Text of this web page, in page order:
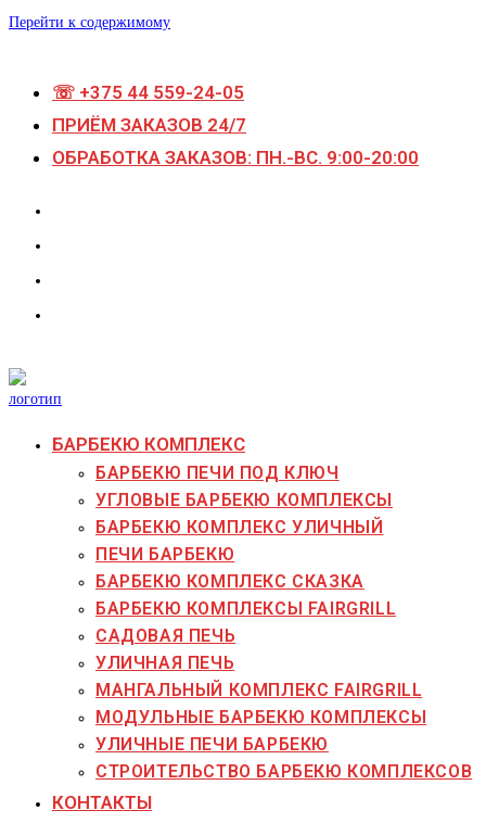
Перейти к содержимому
☏ +375 44 559-24-05
ПРИЁМ ЗАКАЗОВ 24/7
ОБРАБОТКА ЗАКАЗОВ: ПН.-ВС. 9:00-20:00
БАРБЕКЮ КОМПЛЕКС
БАРБЕКЮ ПЕЧИ ПОД КЛЮЧ
УГЛОВЫЕ БАРБЕКЮ КОМПЛЕКСЫ
БАРБЕКЮ КОМПЛЕКС УЛИЧНЫЙ
ПЕЧИ БАРБЕКЮ
БАРБЕКЮ КОМПЛЕКС СКАЗКА
БАРБЕКЮ КОМПЛЕКСЫ FAIRGRILL
САДОВАЯ ПЕЧЬ
УЛИЧНАЯ ПЕЧЬ
МАНГАЛЬНЫЙ КОМПЛЕКС FAIRGRILL
МОДУЛЬНЫЕ БАРБЕКЮ КОМПЛЕКСЫ
УЛИЧНЫЕ ПЕЧИ БАРБЕКЮ
СТРОИТЕЛЬСТВО БАРБЕКЮ КОМПЛЕКСОВ
КОНТАКТЫ